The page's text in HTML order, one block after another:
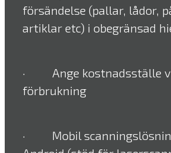
försändelse (pallar, lådor,
artiklar etc) i obegränsad
· Ange kostnadsställe
förbrukning
· Mobil